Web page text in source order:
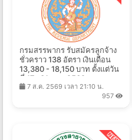
กรมสรรพากร รับสมัครลูกจ้าง
ชั่วคราว 138 อัตรา เงินเดือน
13,380 - 18,150 บาท ตั้งแต่วัน
ที่ 17- 31 ส.ค. 2569
7 ส.ค. 2569 เวลา 21:10 น.
957